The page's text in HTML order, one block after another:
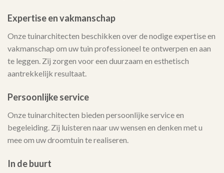
Expertise en vakmanschap
Onze tuinarchitecten beschikken over de nodige expertise en
vakmanschap om uw tuin professioneel te ontwerpen en aan
te leggen. Zij zorgen voor een duurzaam en esthetisch
aantrekkelijk resultaat.
Persoonlijke service
Onze tuinarchitecten bieden persoonlijke service en
begeleiding. Zij luisteren naar uw wensen en denken met u
mee om uw droomtuin te realiseren.
In de buurt